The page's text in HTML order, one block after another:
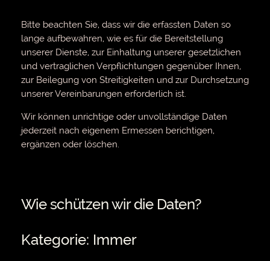
Bitte beachten Sie, dass wir die erfassten Daten so
lange aufbewahren, wie es für die Bereitstellung
unserer Dienste, zur Einhaltung unserer gesetzlichen
und vertraglichen Verpflichtungen gegenüber Ihnen,
zur Beilegung von Streitigkeiten und zur Durchsetzung
unserer Vereinbarungen erforderlich ist.
Wir können unrichtige oder unvollständige Daten
jederzeit nach eigenem Ermessen berichtigen,
ergänzen oder löschen.
Wie schützen wir die Daten?
Kategorie: Immer